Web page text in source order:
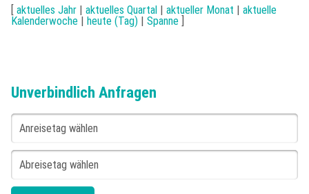
Borkum Wetter
Alte Inselansichten
Datenschutzerklärung
[aktuelles Jahr |aktuelles Quartal |aktueller Monat |aktuelle
Kalenderwoche
heute (Tag) |Spanne
Unverbindlich Anfragen